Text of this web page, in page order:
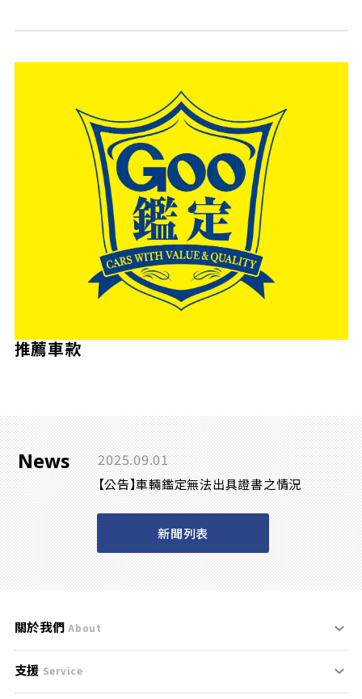
推薦車款
News 2025.09.01
【公告】車輛鑑定無法出具證書之情況
新聞列表
關於我們 About
刊登規範
支援 Service